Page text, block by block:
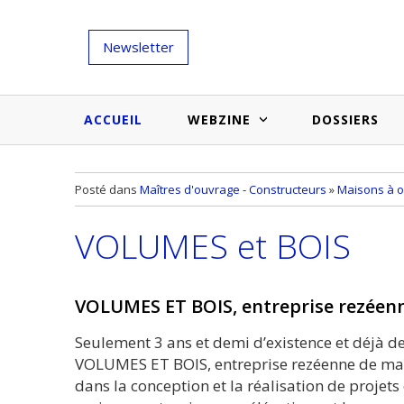
Newsletter
ACCUEIL WEBZINE
Salons et évènementiels
Médias du bâtiment
Etudes et enquêtes
DOSSIERS
Annuaire
Actualités des membres
Posté dans Maîtres d'ouvrage - Constructeurs »Maisons à
VOLUMES et BOIS
VOLUMES ET BOIS, entreprise
Seulement 3 ans et demi d’existence et déjà
VOLUMES ET BOIS, entreprise rezéenne de
dans la conception et la réalisation de